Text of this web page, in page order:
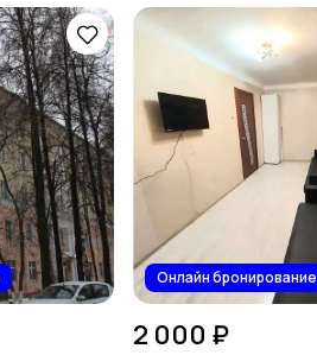
Онлайн бронирование
2 000 ₽